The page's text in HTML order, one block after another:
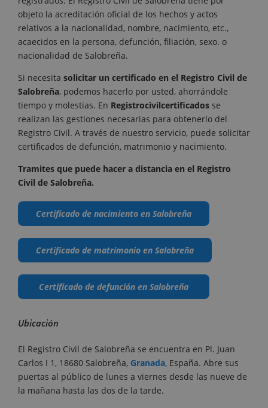
objeto la acreditación oficial de los hechos y actos
relativos a la nacionalidad, nombre, nacimiento, etc.,
acaecidos en la persona, defunción, filiación, sexo. o
nacionalidad de Salobreña.
Si necesita solicitar un certificado en el Registro Civil de
Salobreña, podemos hacerlo por usted, ahorrándole
tiempo y molestias. En Registrocivilcertificados se
realizan las gestiones necesarias para obtenerlo del
Registro Civil. A través de nuestro servicio, puede solicitar
certificados de defunción, matrimonio y nacimiento.
Tramites que puede hacer a distancia en el Registro
Civil de Salobreña.
Certificado de nacimiento en Salobreña
Certificado de matrimonio en Salobreña
Certificado de defunción en Salobreña
Ubicación
El Registro Civil de Salobreña se encuentra en Pl. Juan
Carlos I 1, 18680 Salobreña, Granada, España. Abre sus
puertas al público de lunes a viernes desde las nueve de
la mañana hasta las dos de la tarde.